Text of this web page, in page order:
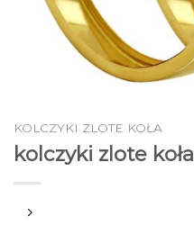
KOLCZYKI ZLOTE KOŁA
kolczyki zlote koła